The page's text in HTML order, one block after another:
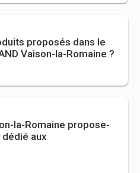
proposés dans le
Vaison-la-Romaine ?
la-Romaine propose-
aux